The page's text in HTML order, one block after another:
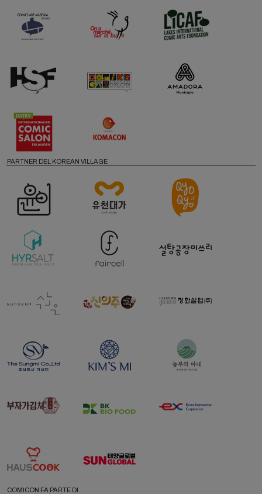
PARTNER DEL KOREAN VILLAGE
COMICON FA PARTE DI